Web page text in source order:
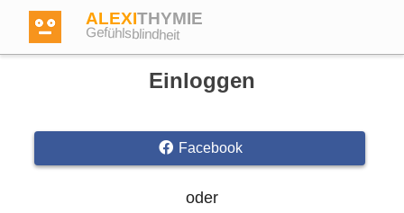
ALEXITHYMIE
Gefühlsblindheit
Einloggen
Facebook
oder